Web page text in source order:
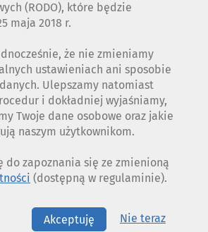
(RODO), które będzie
maja 2018 r.
że nie zmieniamy
ustawieniach ani sposobie
Ulepszamy natomiast
i dokładniej wyjaśniamy,
Twoje dane osobowe oraz jakie
naszym użytkownikom.
do zapoznania się ze zmienioną
(dostępną w regulaminie).
Akceptuję Nie teraz